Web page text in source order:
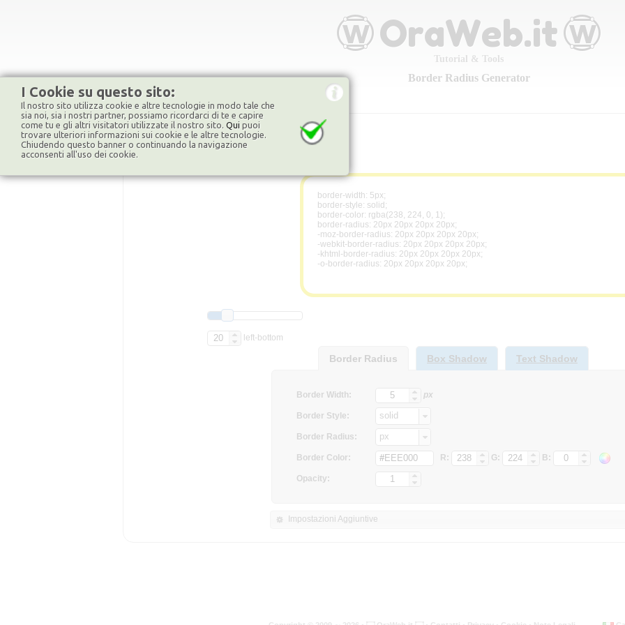
Tutorial & Tools
Border Radius Generator
left-bottom
border-width: 5px;
border-style: solid;
border-color: rgba(238, 224, 0, 1);
border-radius: 20px 20px 20px 20px;
-moz-border-radius: 20px 20px 20px 20px;
-webkit-border-radius: 20px 20px 20px 20px;
-khtml-border-radius: 20px 20px 20px 20px;
-o-border-radius: 20px 20px 20px 20px;
Border Radius Box Shadow Text Shadow
Border Width: px
Border Style: solid
Border Radius: px
Border Color: # R: G: B:
Opacity:
Impostazioni Aggiuntive
I Cookie su questo sito:
Il nostro sito utilizza cookie e altre tecnologie in modo tale che
sia noi, sia i nostri partner, possiamo ricordarci di te e capire
come tu e gli altri visitatori utilizzate il nostro sito. Qui puoi
trovare ulteriori informazioni sui cookie e le altre tecnologie.
Chiudendo questo banner o continuando la navigazione
acconsenti all'uso dei cookie.